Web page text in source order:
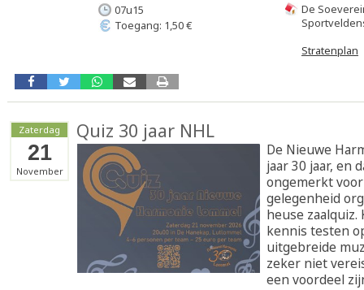
De
Stratenplan
07u15
Toegang: 1,50 €
Zaterdag
21
November
Quiz 30 jaar NHL
De Nieuwe
jaar 30 jaar, en
ongemerkt
gelegenheid
heuse zaalquiz.
kennis testen
uitgebreide
zeker niet
een voordeel